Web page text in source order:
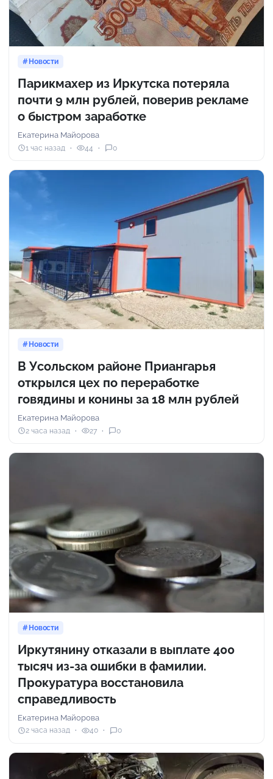
Новости
Парикмахер из Иркутска потеряла
почти 9 млн рублей, поверив рекламе
о быстром заработке
Екатерина Майорова
1 час назад 44 0
Новости
В Усольском районе Приангарья
открылся цех по переработке
говядины и конины за 18 млн рублей
Екатерина Майорова
2 часа назад 27 0
Новости
Иркутянину отказали в выплате 400
тысяч из-за ошибки в фамилии.
Прокуратура восстановила
справедливость
Екатерина Майорова
2 часа назад 40 0